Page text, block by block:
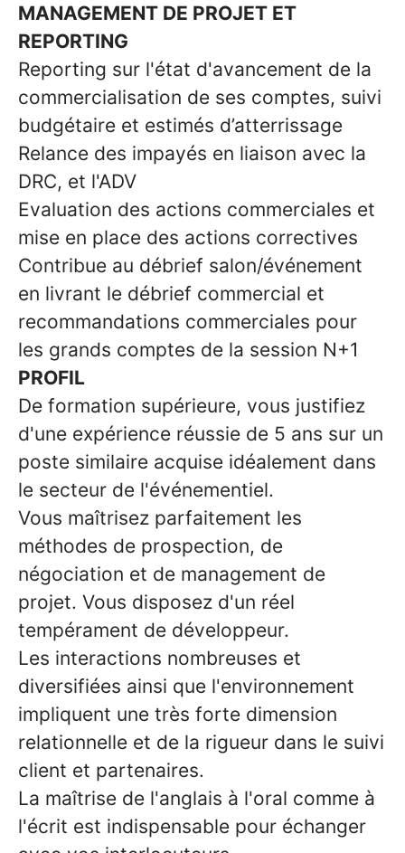
MANAGEMENT DE PROJET ET
REPORTING
Reporting sur l'état d'avancement de la
commercialisation de ses comptes, suivi
budgétaire et estimés d’atterrissage
Relance des impayés en liaison avec la
DRC, et l'ADV
Evaluation des actions commerciales et
mise en place des actions correctives
Contribue au débrief salon/événement
en livrant le débrief commercial et
recommandations commerciales pour
les grands comptes de la session N+1
PROFIL
De formation supérieure, vous justifiez
d'une expérience réussie de 5 ans sur un
poste similaire acquise idéalement dans
le secteur de l'événementiel.
Vous maîtrisez parfaitement les
méthodes de prospection, de
négociation et de management de
projet. Vous disposez d'un réel
tempérament de développeur.
Les interactions nombreuses et
diversifiées ainsi que l'environnement
impliquent une très forte dimension
relationnelle et de la rigueur dans le suivi
client et partenaires.
La maîtrise de l'anglais à l'oral comme à
l'écrit est indispensable pour échanger